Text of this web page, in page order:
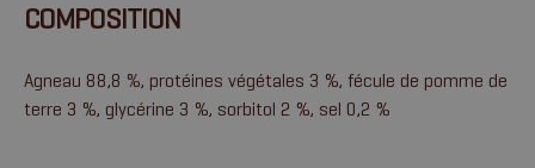
COMPOSITION
Agneau 88,8 %, protéines végétales 3 %, fécule de pomme de
terre 3 %, glycérine 3 %, sorbitol 2 %, sel 0,2 %